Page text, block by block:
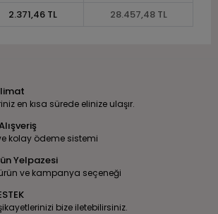
2.371,46 TL 28.457,48 TL
en kısa sürede elinize ulaşır.
kolay ödeme sistemi
Yelpazesi
ve kampanya seçeneği
bize iletebilirsiniz.